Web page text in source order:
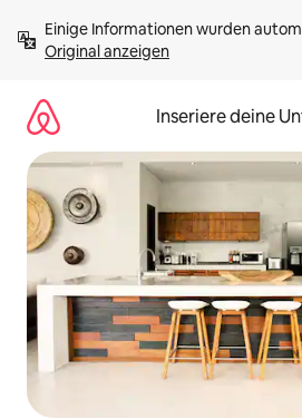
Inhalten
springenOriginal anzeigen
Inseriere deine